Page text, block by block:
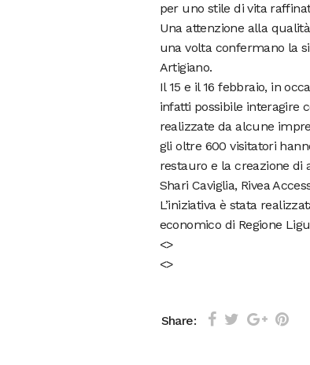
per uno stile di vita
Una attenzione alla
una volta confermano la
Artigiano.
Il 15 e il 16 febbraio, in
infatti possibile interagire
realizzate da alcune
gli oltre 600 visitatori
restauro e la creazione di
Shari Caviglia, Rivea
L’iniziativa è stata
economico di Regione
<>
<>
Share: